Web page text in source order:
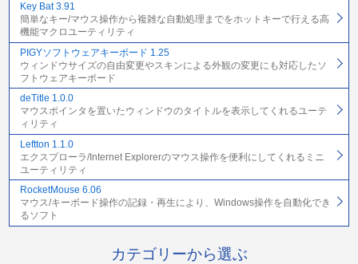
Key Bat 3.91
簡単なキー/マウス操作から複雑な自動処理までをホットキーで行える高
機能マクロユーティリティ
PIGYソフトウェアキーボード 1.25
ウィンドウサイズの自由変更やスキンによる外観の変更にも対応したソ
フトウェアキーボード
deTitle 1.0.0
マウスポインタを置いたウィンドウのタイトルを表示してくれるユーテ
ィリティ
Leftton 1.1.0
エクスプローラ/Internet Explorerのマウス操作を便利にしてくれるミニ
ユーティリティ
RocketMouse 6.06
マウス/キーボード操作の記録・再生により、Windows操作を自動化でき
るソフト
カテゴリーから選ぶ